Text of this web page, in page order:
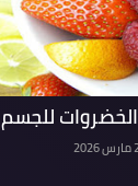
للجسم